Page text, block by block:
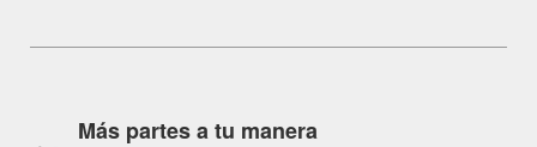
Más partes a tu manera